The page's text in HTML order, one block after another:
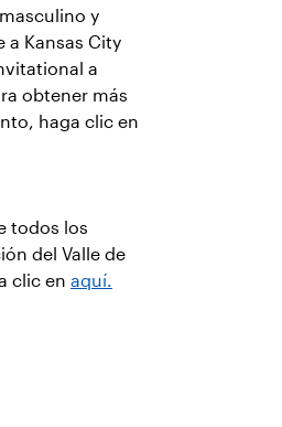
y
a Kansas City
a
obtener más
haga clic en
todos los
del Valle de
clic en aquí.